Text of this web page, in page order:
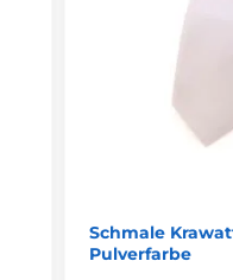
Schmale
Pulverfarbe